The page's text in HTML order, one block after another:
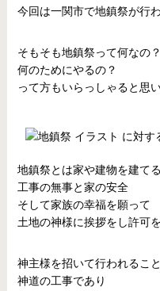
今回は一関市で地鎮祭が行
そもそも地鎮祭って何なの？
何のためにやるの？
って方もいらっしゃると思い
地鎮祭とは家や建物を建て
工事の無事と家の安全
そして家族の幸福を願って
土地の神様に挨拶をし許可
神主様を招いて行われるこ
神道の工事であり